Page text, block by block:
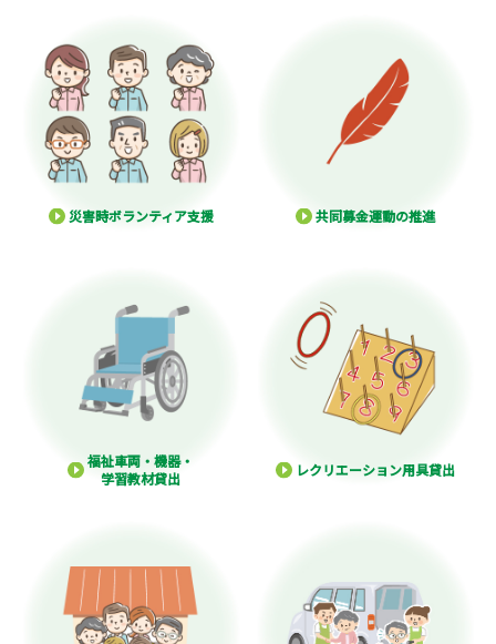
災害時ボランティア支援 共同募金運動の推進
福祉車両・機器・
学習教材貸出
レクリエーション用具貸出